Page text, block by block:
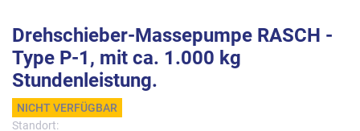
Drehschieber-Massepumpe RASCH -
Type P-1, mit ca. 1.000 kg
Stundenleistung.
NICHT VERFÜGBAR
Standort: